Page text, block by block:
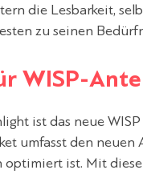
die Lesbarkeit,
zu seinen
WISP-
ist das neue
umfasst den
optimiert ist. Mit